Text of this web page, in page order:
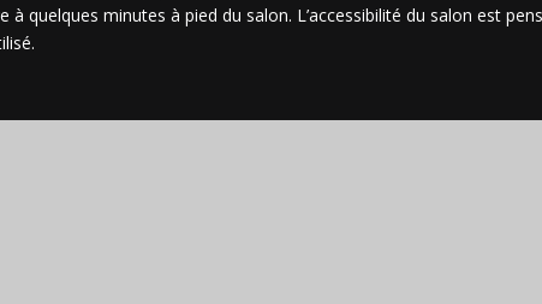
à quelques minutes à pied du salon. L’accessibilité du salon est